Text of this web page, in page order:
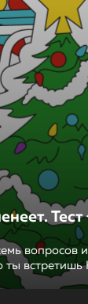
Тест
вопросов
ты